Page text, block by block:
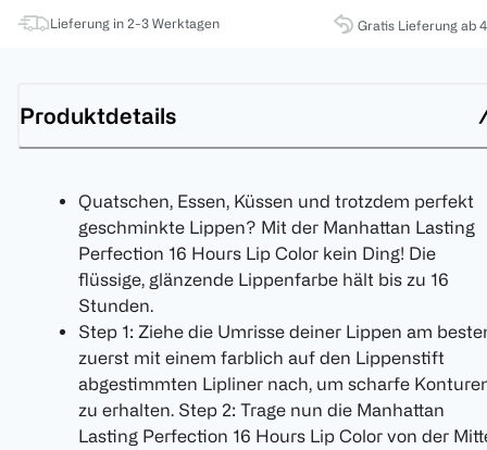
Lieferung in 2-3 Werktagen Gratis Lieferung ab
Produktdetails
Quatschen, Essen, Küssen und trotzdem perfekt
geschminkte Lippen? Mit der Manhattan Lasting
Perfection 16 Hours Lip Color kein Ding! Die
flüssige, glänzende Lippenfarbe hält bis zu 16
Stunden.
Step 1: Ziehe die Umrisse deiner Lippen am
zuerst mit einem farblich auf den Lippenstift
abgestimmten Lipliner nach, um scharfe
zu erhalten. Step 2: Trage nun die Manhattan
Lasting Perfection 16 Hours Lip Color von der